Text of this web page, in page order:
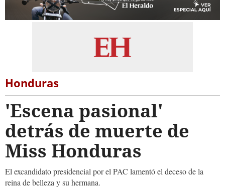
Honduras
'Escena pasional'
detrás de muerte de
Miss Honduras
El excandidato presidencial por el PAC lamentó el deceso de la
reina de belleza y su hermana.